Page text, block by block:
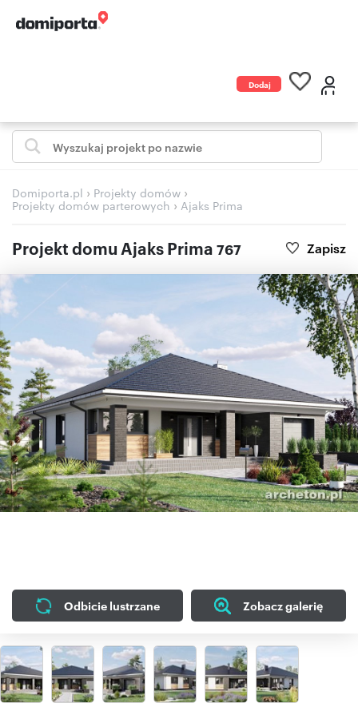
Dodaj
Domiporta.pl › Projekty domów ›
Projekty domów parterowych › Ajaks Prima
Projekt domu Ajaks Prima 767 Zapisz
Odbicie lustrzane Zobacz galerię